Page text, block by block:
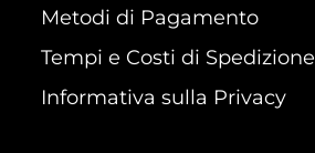
Metodi di Pagamento
Tempi e Costi di Spedizione
Informativa sulla Privacy